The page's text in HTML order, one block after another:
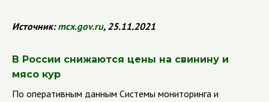
Источник:mcx.gov.ru, 25.11.2021
В России снижаются цены на свинину и
мясо кур
По оперативным данным Системы мониторинга и